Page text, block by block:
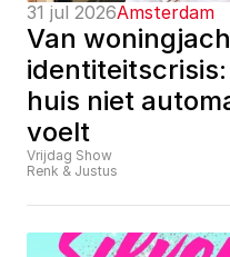
31 jul 2026Amsterdam
Van
huis niet
voelt
Vrijdag Show
Renk & Justus